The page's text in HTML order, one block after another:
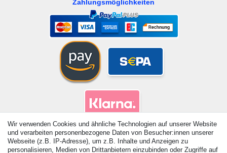
Zahlungsmöglichkeiten
Wir verwenden Cookies und ähnliche Technologien auf unserer Website
und verarbeiten personenbezogene Daten von Besucher:innen unserer
Webseite (z.B. IP-Adresse), um z.B. Inhalte und Anzeigen zu
personalisieren, Medien von Drittanbietern einzubinden oder Zugriffe auf